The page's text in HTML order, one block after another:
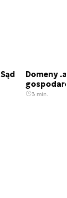
Domeny
3 min.